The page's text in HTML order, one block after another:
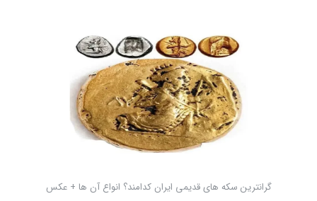
گرانترین سکه های قدیمی ایران کدامند؟ انواع آن ها + عکس